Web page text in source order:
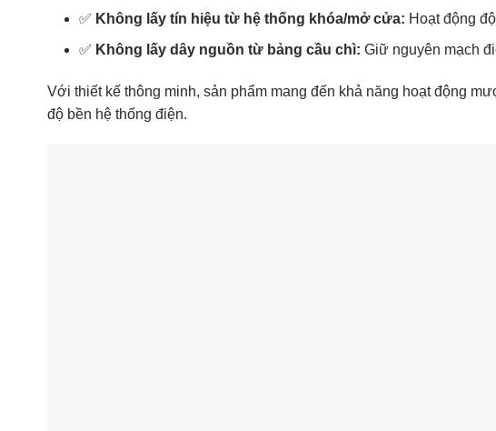
✅ Không lấy tín hiệu từ hệ thống khóa/mở cửa: Hoạt động
✅ Không lấy dây nguồn từ bảng cầu chì: Giữ nguyên mạch
Với thiết kế thông minh, sản phẩm mang đến khả năng hoạt động
độ bền hệ thống điện.